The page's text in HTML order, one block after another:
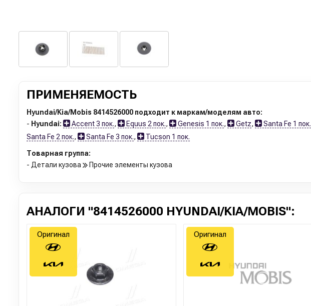
ПРИМЕНЯЕМОСТЬ
Hyundai/Kia/Mobis 8414526000 подходит к маркам/моделям авто:
- Hyundai: Accent 3 пок., Equus 2 пок., Genesis 1 пок., Getz, Santa Fe 1 пок.
Santa Fe 2 пок., Santa Fe 3 пок., Tucson 1 пок.
Товарная группа:
- Детали кузова
Прочие элементы кузова
АНАЛОГИ "8414526000 HYUNDAI/KIA/MOBIS":
Оригинал Оригинал